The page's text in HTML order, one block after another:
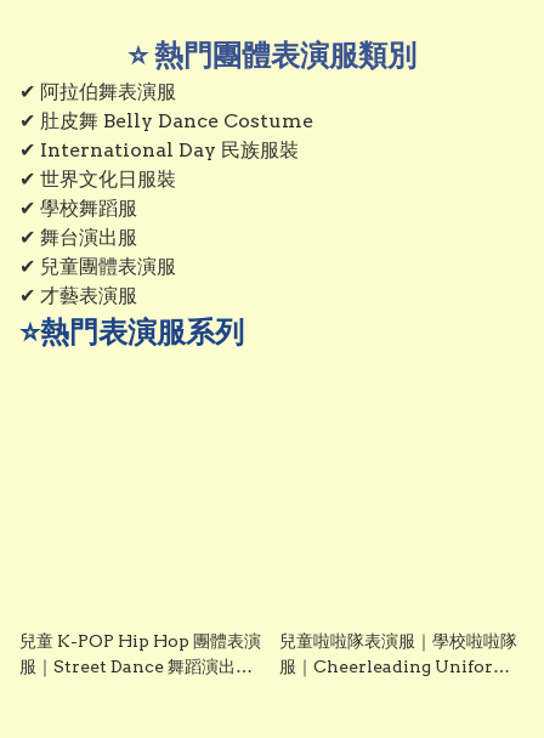
⭐ 熱門團體表演服類別
✔ 阿拉伯舞表演服
✔ 肚皮舞 Belly Dance Costume
✔ International Day 民族服裝
✔ 世界文化日服裝
✔ 學校舞蹈服
✔ 舞台演出服
✔ 兒童團體表演服
✔ 才藝表演服
⭐熱門表演服系列
兒童 K-POP Hip Hop 團體表演
服｜Street Dance 舞蹈演出服
兒童啦啦隊表演服｜學校啦啦隊
服｜Cheerleading Uniform